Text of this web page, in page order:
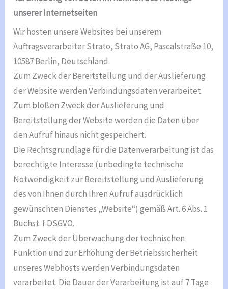
unserer Internetseiten
Wir hosten unsere Websites bei unserem
Auftragsverarbeiter Strato, Strato AG, Pascalstraße 10,
10587 Berlin, Deutschland.
Zum Zweck der Bereitstellung und der Auslieferung
der Website werden Verbindungsdaten verarbeitet.
Zum bloßen Zweck der Auslieferung und
Bereitstellung der Website werden die Daten über
den Aufruf hinaus nicht gespeichert.
Die Rechtsgrundlage für die Datenverarbeitung ist das
berechtigte Interesse (unbedingte technische
Notwendigkeit zur Bereitstellung und Auslieferung
des von Ihnen durch Ihren Aufruf ausdrücklich
gewünschten Dienstes „Website“) gemäß Art. 6 Abs. 1
Buchst. f DSGVO.
Zum Zweck der Überwachung der technischen
Funktion und zur Erhöhung der Betriebssicherheit
unseres Webhosts werden Verbindungsdaten
verarbeitet. Die Dauer der Verarbeitung ist auf 7 Tage